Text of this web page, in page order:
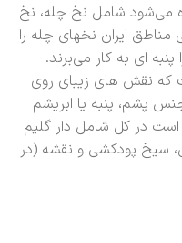
می‌شود شامل نخ چله، نخ
ایران نخهای چله را
ای به کار می‌برند.
که نقش های زیبای روی
پشم، پنبه یا ابریشم
است در کل شامل دار گلیم
سیخ پودکشی و نقشه (در